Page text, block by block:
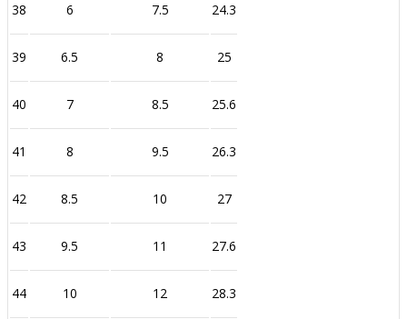
38 6 7.5 24.3
39 6.5 8 25
40 7 8.5 25.6
41 8 9.5 26.3
42 8.5 10 27
43 9.5 11 27.6
44 10 12 28.3